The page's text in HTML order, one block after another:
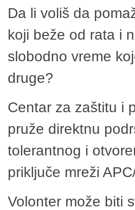
Da li voliš da
koji beže od rata i
slobodno vreme
druge?
Centar za zaštitu i
pruže direktnu
tolerantnog i
priključe mreži
Volonter može biti